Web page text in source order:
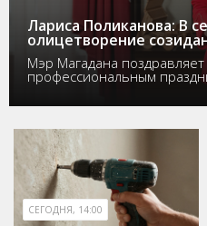
Лариса Поликанова: В
олицетворение
Мэр Магадана
профессиональным
СЕГОДНЯ, 14:00